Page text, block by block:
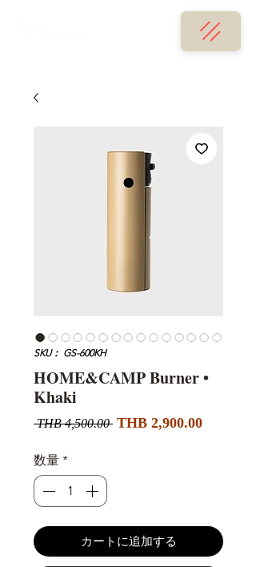
SKU： GS-600KH
HOME&CAMP Burner •
Khaki
THB 4,500.00 通
THB 2,900.00セ
数量 *
カートに追加する